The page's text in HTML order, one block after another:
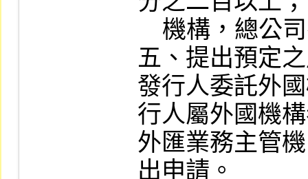
五、提出預定
發行人委託外
行人屬外國機
外匯業務主管
出申請。